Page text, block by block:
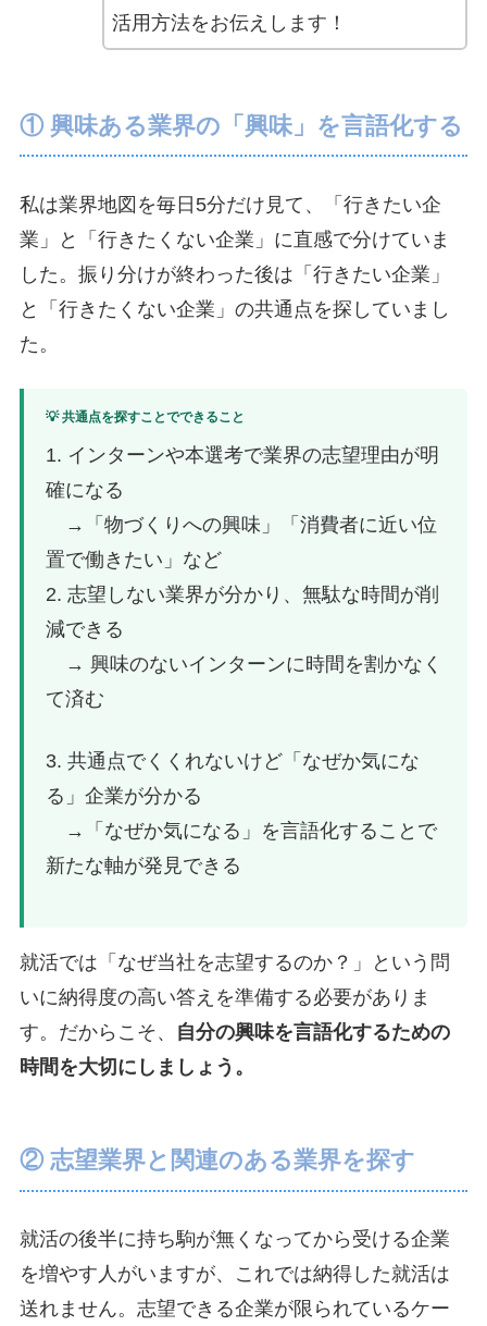
活用方法をお伝えします！
① 興味ある業界の「興味」を言語化する
私は業界地図を毎日5分だけ見て、「行きたい企
業」と「行きたくない企業」に直感で分けていま
した。振り分けが終わった後は「行きたい企業」
と「行きたくない企業」の共通点を探していまし
た。
💡 共通点を探すことでできること
1. インターンや本選考で業界の志望理由が明
確になる
→「物づくりへの興味」「消費者に近い位
置で働きたい」など
2. 志望しない業界が分かり、無駄な時間が削
減できる
→ 興味のないインターンに時間を割かなく
て済む
3. 共通点でくくれないけど「なぜか気にな
る」企業が分かる
→「なぜか気になる」を言語化することで
新たな軸が発見できる
就活では「なぜ当社を志望するのか？」という問
いに納得度の高い答えを準備する必要がありま
す。だからこそ、 自分の興味を言語化するための
時間を大切にしましょう。
② 志望業界と関連のある業界を探す
就活の後半に持ち駒が無くなってから受ける企業
を増やす人がいますが、これでは納得した就活は
送れません。志望できる企業が限られているケー